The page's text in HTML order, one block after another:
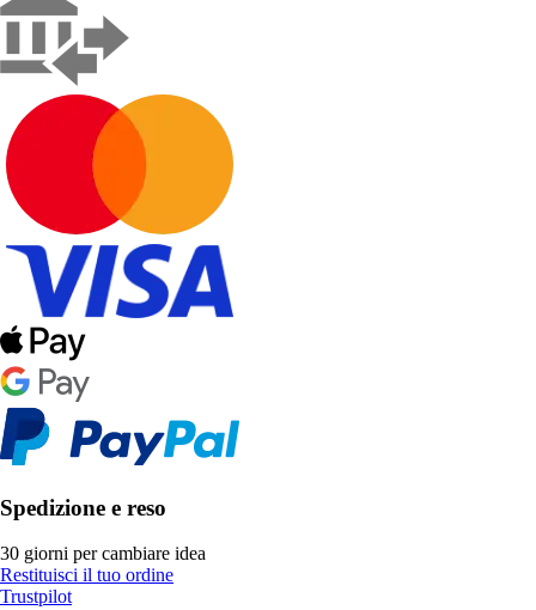
Spedizione e reso
30 giorni per cambiare idea
Restituisci il tuo ordine
Trustpilot